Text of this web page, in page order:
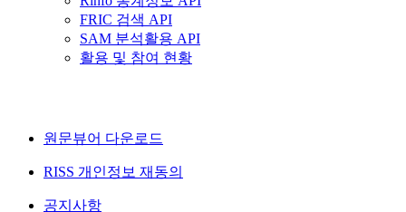
FRIC 검색 API
SAM 분석활용 API
활용 및 참여 현황
원문뷰어 다운로드
RISS 개인정보 재동의
공지사항